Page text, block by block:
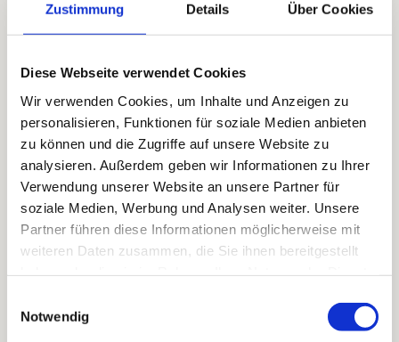
Zustimmung Details Über Cookies
Diese Webseite verwendet Cookies
Wir verwenden Cookies, um Inhalte und Anzeigen zu
personalisieren, Funktionen für soziale Medien anbieten
zu können und die Zugriffe auf unsere Website zu
analysieren. Außerdem geben wir Informationen zu Ihrer
Verwendung unserer Website an unsere Partner für
soziale Medien, Werbung und Analysen weiter. Unsere
Partner führen diese Informationen möglicherweise mit
weiteren Daten zusammen, die Sie ihnen bereitgestellt
Notwendig
Das Klettern in Filzmoos spricht sowohl Anfänger als
auch erfahrene Bergsteiger an.Kletterfelsen,
KlettergartenoderKlettersteige
Herausforderungen mit unterschiedlichen
Schwierigkeitsgraden. Professionelle Guides stehen
bereit, um Sicherheitstechniken zu vermitteln und die
faszinierendsten Routen zu führen. Erlebt den
Nervenkitzel, die Gipfel rund um Filzmoos zu erklimmen
und genießtspektakuläre Ausblicke.